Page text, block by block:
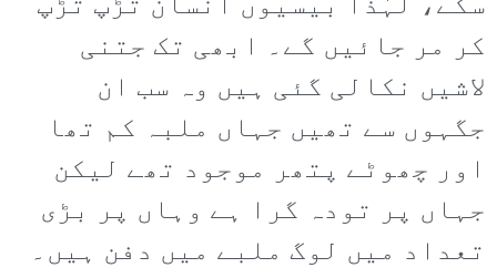
کر مر جائیں گے۔ ابھی تک جتنی
لاشیں نکالی گئی ہیں وہ سب ان
جگہوں سے تھیں جہاں ملبہ کم تھا
اور چھوٹے پتھر موجود تھے لیکن
جہاں پر تودہ گرا ہے وہاں پر بڑی
تعداد میں لوگ ملبے میں دفن ہیں۔